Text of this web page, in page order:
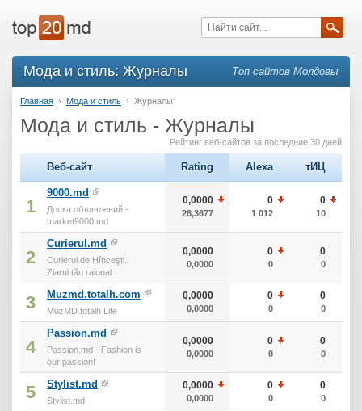
Мода и стиль: Журналы Топ сайтов Молдовы
Главная › Мода и стиль › Журналы
Мода и стиль - Журналы
Рейтинг веб-сайтов за последние 30 дней
Веб-сайт Rating Alexa тИЦ
1
9000.md
Доска объявлений -
market9000.md
0,0000
28,3677
0
1 012
0
10
2
Curierul.md
Curierul de Hînceşti.
Ziarul tău raional
0,0000
0,0000
0
0
0
0
3 Muzmd.totalh.com
MuzMD.totalh Life
0,0000
0,0000
0
0
0
0
4
Passion.md
Passion.md - Fashion is
our passion!
0,0000
0,0000
0
0
0
0
5 Stylist.md
Stylist.md
0,0000
0,0000
0
0
0
0